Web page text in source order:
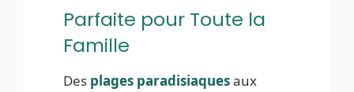
Parfaite pour Toute la
Famille
Des plages paradisiaquesaux